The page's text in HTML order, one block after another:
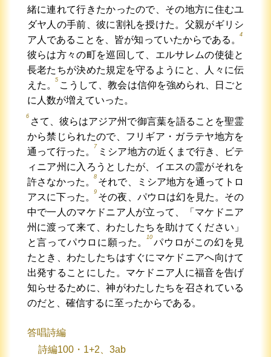
緒に連れて行きたかったので、その地方に住むユ
ダヤ人の手前、彼に割礼を授けた。父親がギリシ
ア人であることを、皆が知っていたからである。
4
彼らは方々の町を巡回して、エルサレムの使徒と
長老たちが決めた規定を守るようにと、人々に伝
えた。
5
こうして、教会は信仰を強められ、日ごと
に人数が増えていった。
6
さて、彼らはアジア州で御言葉を語ることを聖霊
から禁じられたので、フリギア・ガラテヤ地方を
通って行った。
7
ミシア地方の近くまで行き、ビテ
ィニア州に入ろうとしたが、イエスの霊がそれを
許さなかった。
8
それで、ミシア地方を通ってトロ
アスに下った。
9
その夜、パウロは幻を見た。その
中で一人のマケドニア人が立って、「マケドニア
州に渡って来て、わたしたちを助けてください」
と言ってパウロに願った。
10
パウロがこの幻を見
たとき、わたしたちはすぐにマケドニアへ向けて
出発することにした。マケドニア人に福音を告げ
知らせるために、神がわたしたちを召されている
のだと、確信するに至ったからである。
答唱詩編
詩編100・1+2、3ab